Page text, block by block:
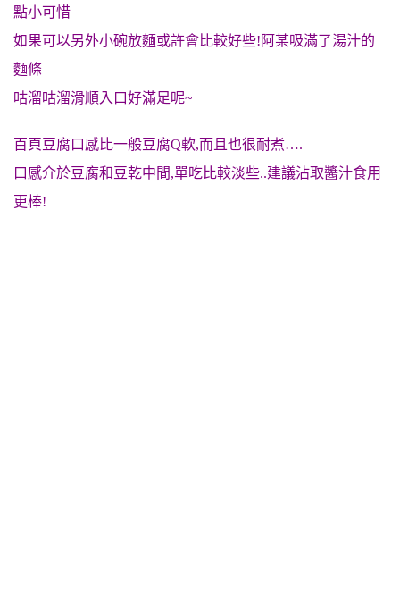
點小可惜
如果可以另外小碗放麵或許會比較好些!阿某吸滿了湯汁的
麵條
咕溜咕溜滑順入口好滿足呢~
百頁豆腐口感比一般豆腐Q軟,而且也很耐煮….
口感介於豆腐和豆乾中間,單吃比較淡些..建議沾取醬汁食用
更棒!